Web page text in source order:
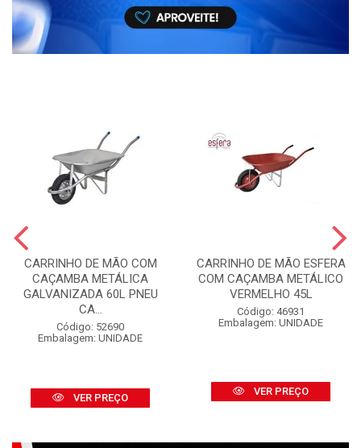
CARRINHO DE MÃO COM
CAÇAMBA METÁLICA
GALVANIZADA 60L PNEU
CA...
Código: 52690
Embalagem: UNIDADE
VER PREÇO
CARRINHO DE MÃO ESFERA
COM CAÇAMBA METÁLICO
VERMELHO 45L
Código: 46931
Embalagem: UNIDADE
VER PREÇO